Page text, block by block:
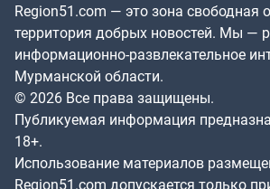
Region51.com — это зона свободная
территория добрых новостей. Мы —
информационно-развлекательное
Мурманской области.
© 2026 Все права защищены.
Публикуемая информация
18+.
Использование материалов
Region51.com допускается только